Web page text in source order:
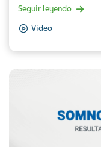
Seguir leyendo
Video